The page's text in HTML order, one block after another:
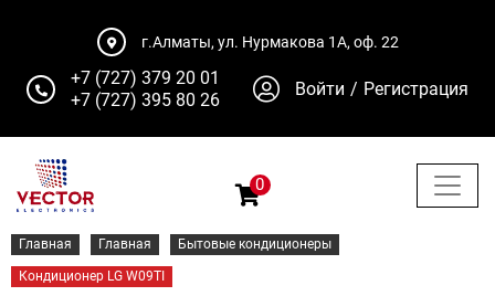
г.Алматы, ул. Нурмакова 1А, оф. 22
+7 (727) 379 20 01
+7 (727) 395 80 26
Войти / Регистрация
0
Главная Главная Бытовые кондиционеры
Кондиционер LG W09TI